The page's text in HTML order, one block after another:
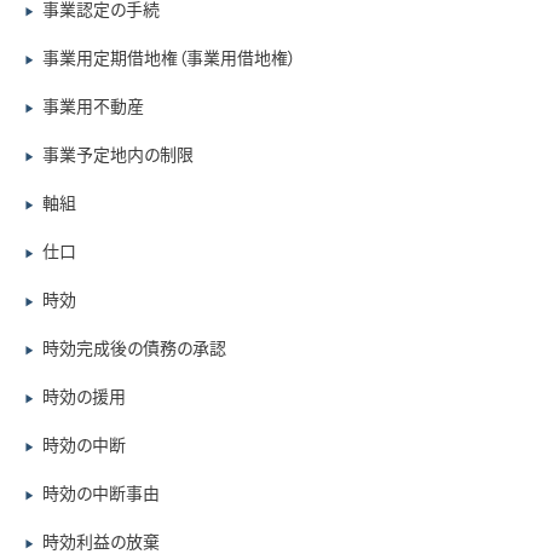
▶ 事業認定の手続
▶ 事業用定期借地権（事業用借地権）
▶ 事業用不動産
▶ 事業予定地内の制限
▶ 軸組
▶ 仕口
▶ 時効
▶ 時効完成後の債務の承認
▶ 時効の援用
▶ 時効の中断
▶ 時効の中断事由
▶ 時効利益の放棄